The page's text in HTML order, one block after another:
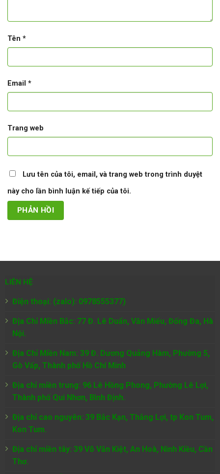
Tên *
Email *
Trang web
Lưu tên của tôi, email, và trang web trong trình duyệt
này cho lần bình luận kế tiếp của tôi.
LIÊN HỆ
Điện thoại: (zalo): 0978555377)
Địa Chỉ Miền Bắc: 77 Đ. Lê Duẩn, Văn Miếu, Đống Đa, Hà
Nội.
Địa Chỉ Miền Nam: 39 Đ. Dương Quảng Hàm, Phường 5,
Gò Vấp, Thành phố Hồ Chí Minh
Địa chỉ miền trung: 96 Lê Hồng Phong, Phường Lê Lợi,
Thành phố Qui Nhơn, Bình Định.
Địa chỉ cao nguyên: 39 Bắc Kạn, Thắng Lợi, tp Kon Tum,
Kon Tum.
Địa chỉ miền tây: 39 Võ Văn Kiệt, An Hoà, Ninh Kiều, Cần
Thơ.